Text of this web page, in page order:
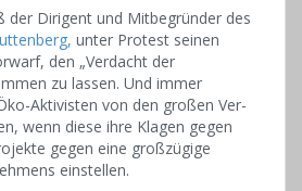
der Dirigent und Mitbegründer des
unter Protest seinen
den „Verdacht der
zu lassen. Und immer
Aktivisten von den großen Ver-
wenn diese ihre Klagen gegen
gegen eine großzügige
einstellen.